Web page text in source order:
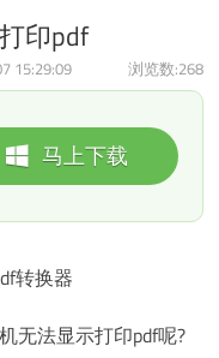
印pdf
15:29:09 浏览数:268
马上下载
转换器
无法显示打印pdf呢?